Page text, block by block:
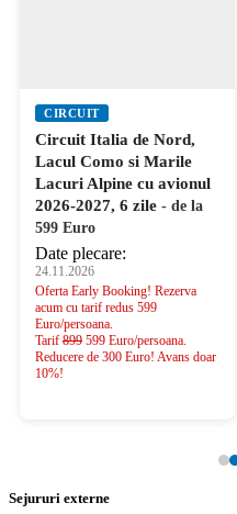
CIRCUIT
Circuit Italia de Nord,
Lacul Como si Marile
Lacuri Alpine cu avionul
2026-2027, 6 zile - de la
599 Euro
Date plecare:
24.11.2026
Oferta Early Booking! Rezerva
acum cu tarif redus 599
Euro/persoana.
Tarif 899 599 Euro/persoana.
Reducere de 300 Euro! Avans doar
10%!
Sejururi externe